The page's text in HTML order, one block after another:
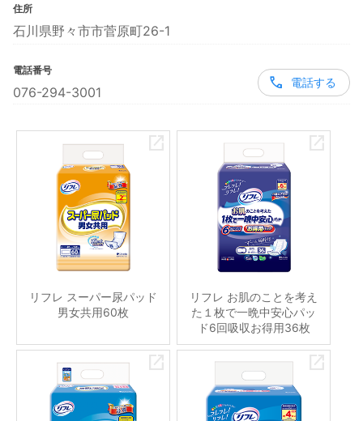
住所
石川県野々市市菅原町26-1
電話番号
076-294-3001
電話する
リフレ スーパー尿パッド
男女共用60枚
リフレ お肌のことを考え
た１枚で一晩中安心パッ
ド6回吸収お得用36枚